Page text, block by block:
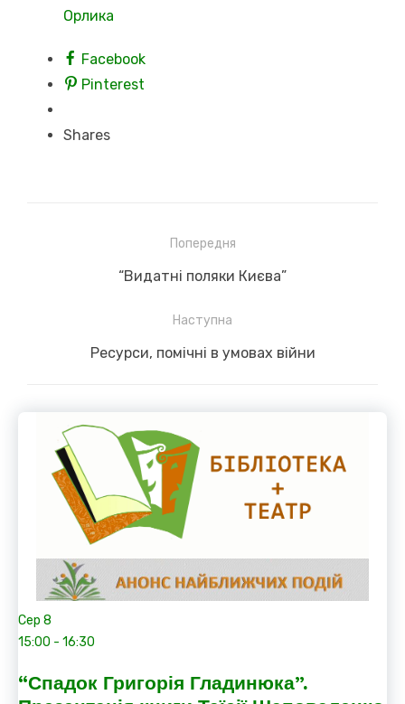
Орлика
Facebook
Pinterest
Shares
Попередня
Previous
“Видатні поляки Києва”
Наступна
Next
Ресурси, помічні в умовах війни
Сер 8
15:00 - 16:30
“Спадок Григорія Гладинюка”.